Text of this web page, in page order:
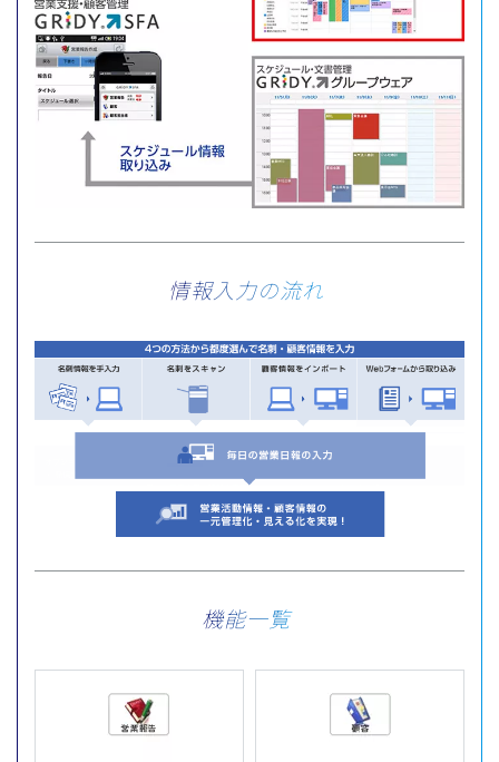
情報入力の流れ
機能一覧